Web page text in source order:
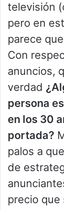
televisión
pero en
parece
Con
anuncios,
verdad
persona
en los 30
portada?
palos a
de
precio que